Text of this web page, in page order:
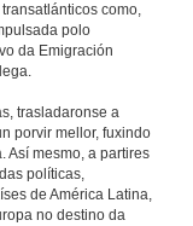
como,
polo
da Emigración
trasladaronse a
porvir mellor, fuxindo
Así mesmo, a partires
políticas,
de América Latina,
no destino da